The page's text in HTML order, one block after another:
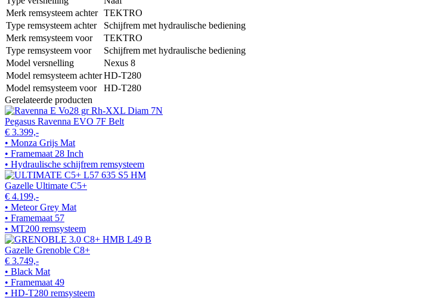
Merk remsysteem achter TEKTRO
Type remsysteem achter
Schijfrem met hydraulische bediening
Merk remsysteem voor
TEKTRO
Type remsysteem voor
Schijfrem met hydraulische bediening
Model versnelling
Nexus 8
Model remsysteem achterHD-T280
Model remsysteem voor
HD-T280
Gerelateerde producten
Pegasus Ravenna EVO 7F Belt
€ 3.399,-
• Monza Grijs Mat
• Framemaat 28 Inch
• Hydraulische schijfrem remsysteem
Gazelle Ultimate C5+
€ 4.199,-
• Meteor Grey Mat
• Framemaat 57
• MT200 remsysteem
Gazelle Grenoble C8+
€ 3.749,-
• Black Mat
• Framemaat 49
• HD-T280 remsysteem